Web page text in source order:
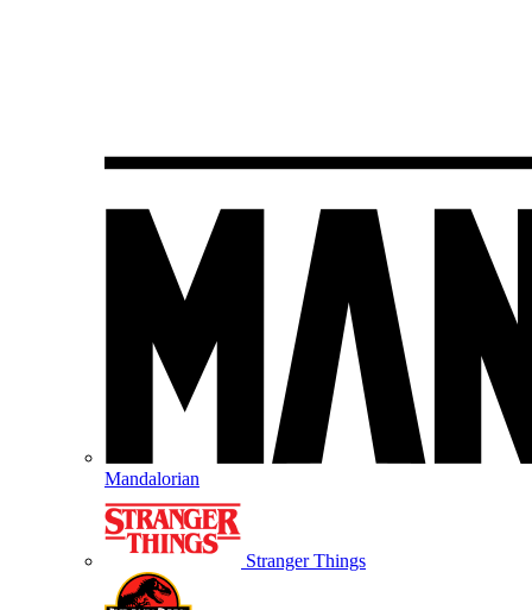
Mandalorian
Stranger Things